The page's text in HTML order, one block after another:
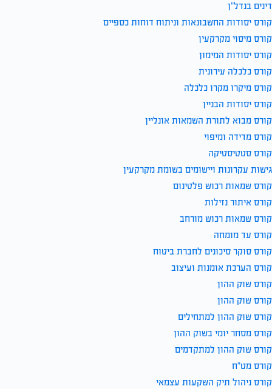
דינים בנדל”ן
קורס יסודות החשבונאות וניתוח דוחות כספיים
קורס מיסוי מקרקעין
קורס יסודות המימון
קורס כלכלה עירונית
קורס מיקרו מקרו כלכלה
קורס יסודות הבניין
קורס מבוא לתורת השמאות אונליין
קורס מדידה ומיפוי
קורס סטטיסטיקה
גישות עקרונות ויישומים בשומת מקרקעין
קורס שמאות רכוש פלטינום
קורס איתור נזילות
קורס שמאות רכוש מורחב
קורס עד מומחה
קורס סוקר סיכונים לחברת ביטוח
קורס הערכת אומנות ועיצוב
קורס שוק ההון
קורס שוק ההון
קורס שוק ההון למתחילים
קורס מסחר יומי בשוק ההון
קורס שוק ההון למתקדמים
קורס מט”ח
קורס ניהול תיק השקעות עצמאי